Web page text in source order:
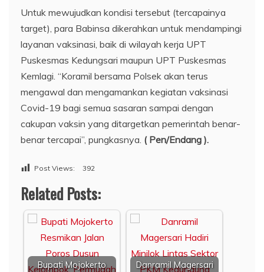
Untuk mewujudkan kondisi tersebut (tercapainya
target), para Babinsa dikerahkan untuk mendampingi
layanan vaksinasi, baik di wilayah kerja UPT
Puskesmas Kedungsari maupun UPT Puskesmas
Kemlagi. “Koramil bersama Polsek akan terus
mengawal dan mengamankan kegiatan vaksinasi
Covid-19 bagi semua sasaran sampai dengan
cakupan vaksin yang ditargetkan pemerintah benar-
benar tercapai”, pungkasnya. ( Pen/Endang ).
Post Views: 392
Related Posts:
Bupati Mojokerto
Danramil Magersari